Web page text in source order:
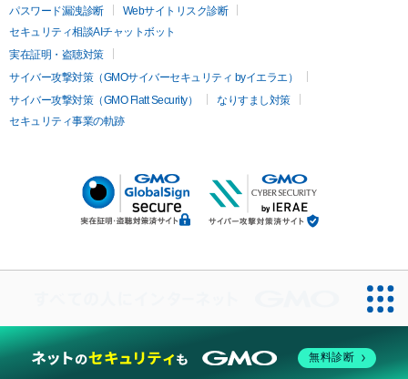
パスワード漏洩診断
Webサイトリスク診断
セキュリティ相談AIチャットボット
実在証明・盗聴対策
サイバー攻撃対策（GMOサイバーセキュリティ byイエラエ）
サイバー攻撃対策（GMO Flatt Security）
なりすまし対策
セキュリティ事業の軌跡
無料診断